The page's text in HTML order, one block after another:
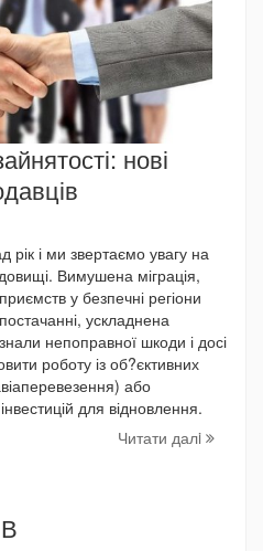
нові
рік і ми звертаємо увагу на
Вимушена міграція,
у безпечні регіони
ускладнена
непоправної шкоди і досі
роботу із об?єктивних
або
для відновлення.
Читати далi